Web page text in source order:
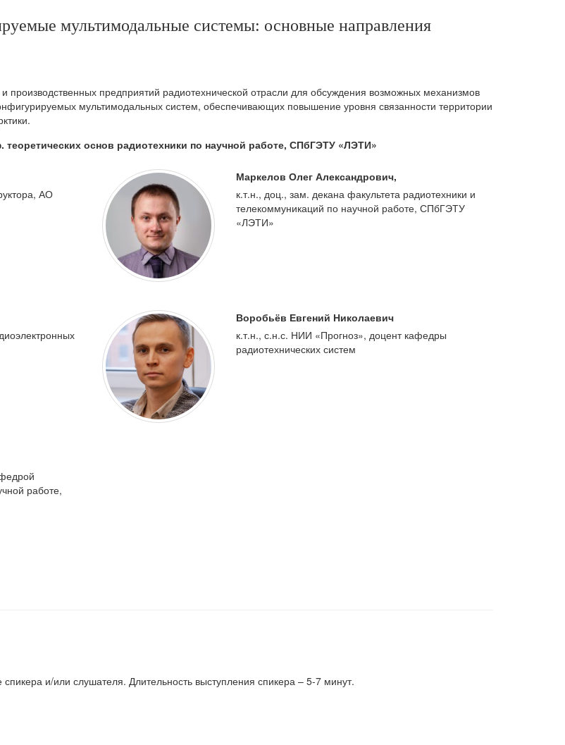
мультимодальные системы: основные направления
предприятий радиотехнической отрасли для обсуждения возможных механизмов
мультимодальных систем, обеспечивающих повышение уровня связанности территории
основ радиотехники по научной работе, СПбГЭТУ «ЛЭТИ»
АО
Маркелов Олег Александрович,
к.т.н., доц., зам. декана факультета радиотехники и
телекоммуникаций по научной работе, СПбГЭТУ
«ЛЭТИ»
Воробьёв Евгений Николаевич
к.т.н., с.н.с. НИИ «Прогноз», доцент кафедры
радиотехнических систем
работе,
и/или слушателя. Длительность выступления спикера – 5-7 минут.